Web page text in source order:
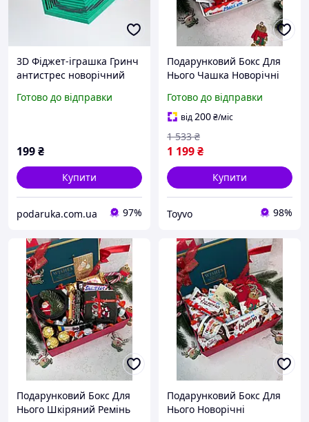
3D Фіджет-іграшка Гринч
антистрес новорічний
Готово до відправки
199₴
Купити
podaruka.com.ua 97%
Подарунковий Бокс Для
Нього Чашка Новорічні
Іграшка Дід Мороз
Відкритка Toyvoo
Готово до відправки
від200₴/міс
1 199₴
1 533 ₴
Купити
Toyvo 98%
Подарунковий Бокс Для
Нього Шкіряний Ремінь
Подарунковий Бокс Для
Нього Новорічні